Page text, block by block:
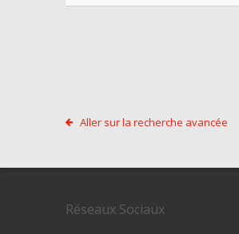
Aller sur la recherche avancée
Réseaux Sociaux